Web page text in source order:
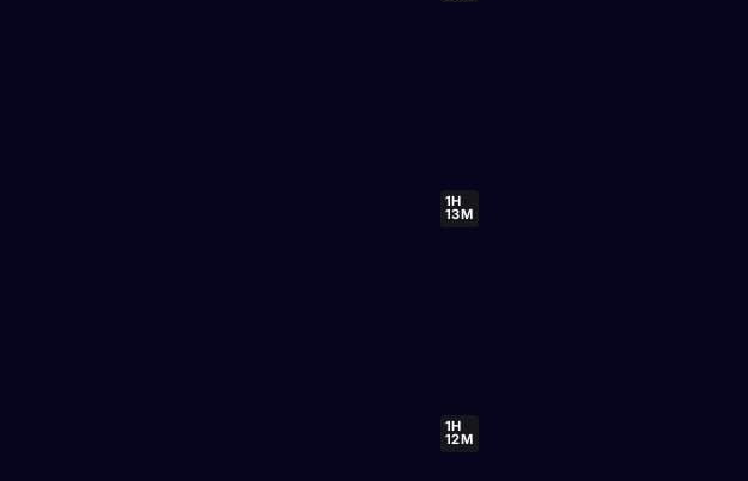
1H
13M
1H
12M